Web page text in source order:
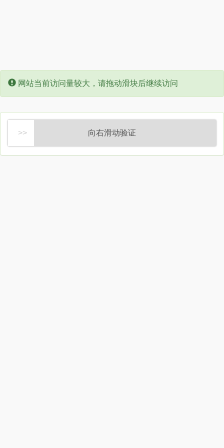
Error:
网站当前访问量较大，请拖动滑块后继续访问
向右滑动验证